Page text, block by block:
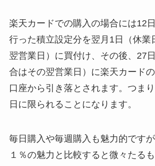
楽天カードでの購入の場合には12
行った積立設定分を翌月1日（休業
翌営業日）に買付け、その後、27
合はその翌営業日）に楽天カード
口座から引き落とされます。つま
日に限られることになります。
毎日購入や毎週購入も魅力的です
１％の魅力と比較すると微々たる